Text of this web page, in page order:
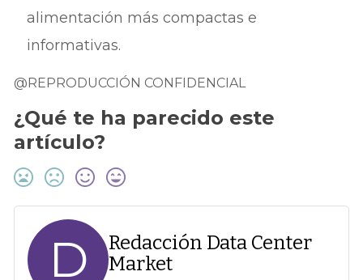
alimentación más compactas e
informativas.
@REPRODUCCIÓN CONFIDENCIAL
¿Qué te ha parecido este
artículo?
D
Redacción Data Center
Market